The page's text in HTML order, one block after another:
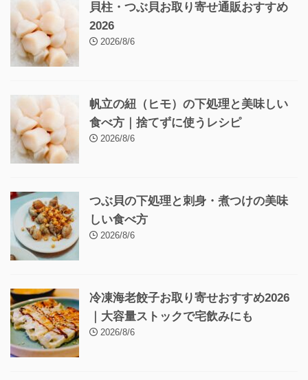
貝柱・つぶ貝お取り寄せ通販おすすめ
2026
2026/8/6
帆立の紐（ヒモ）の下処理と美味しい
食べ方｜捨てずに使うレシピ
2026/8/6
つぶ貝の下処理と刺身・煮つけの美味
しい食べ方
2026/8/6
冷凍海老餃子お取り寄せおすすめ2026
｜大容量ストックで宅飲みにも
2026/8/6